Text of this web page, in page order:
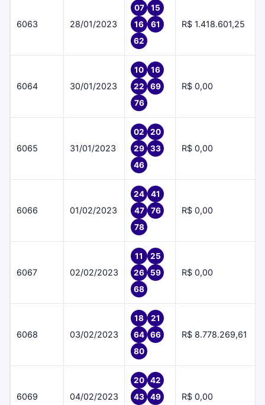
6063 28/01/2023
07
15
16
61
62
R$ 1.418.601,25
6064 30/01/2023
10
16
22
69
76
R$ 0,00
6065 31/01/2023
02
20
29
33
46
R$ 0,00
6066 01/02/2023
24
41
47
76
78
R$ 0,00
6067 02/02/2023
11
25
26
59
68
R$ 0,00
6068 03/02/2023
18
21
64
66
80
R$ 8.778.269,61
6069 04/02/2023
20
42
43
49
R$ 0,00